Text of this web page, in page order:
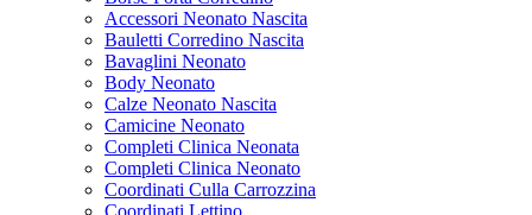
Accessori Neonato Nascita
Bauletti Corredino Nascita
Bavaglini Neonato
Body Neonato
Calze Neonato Nascita
Camicine Neonato
Completi Clinica Neonata
Completi Clinica Neonato
Coordinati Culla Carrozzina
Coordinati Lettino